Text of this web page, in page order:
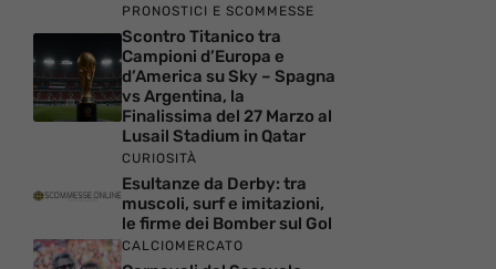
PRONOSTICI E SCOMMESSE
Scontro Titanico tra
Campioni d’Europa e
d’America su Sky – Spagna
vs Argentina, la
Finalissima del 27 Marzo al
Lusail Stadium in Qatar
CURIOSITÀ
Esultanze da Derby: tra
muscoli, surf e imitazioni,
le firme dei Bomber sul Gol
CALCIOMERCATO